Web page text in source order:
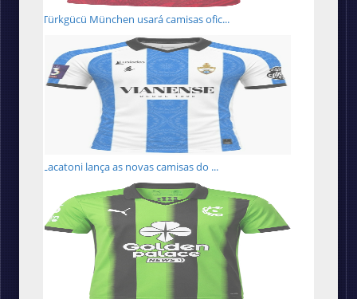
Türkgücü München usará camisas ofic...
Lacatoni lança as novas camisas do ...